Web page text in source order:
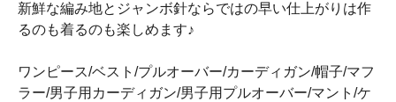
新鮮な編み地とジャンボ針ならではの早い仕上がりは作
るのも着るのも楽しめます♪
ワンピース/ベスト/プルオーバー/カーディガン/帽子/マフ
ラー/男子用カーディガン/男子用プルオーバー/マント/ケ